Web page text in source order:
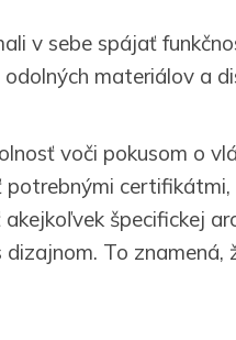
v sebe spájať
materiálov a
voči pokusom o
potrebnými
špecifickej
dizajnom. To znamená,